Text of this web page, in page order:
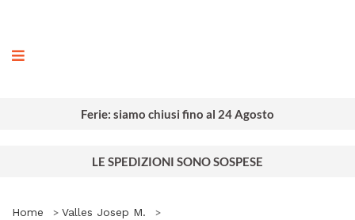
Ferie: siamo chiusi fino al 24 Agosto
LE SPEDIZIONI SONO SOSPESE
Home
Valles Josep M.